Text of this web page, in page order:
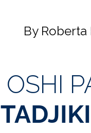
By Roberta
OSHI